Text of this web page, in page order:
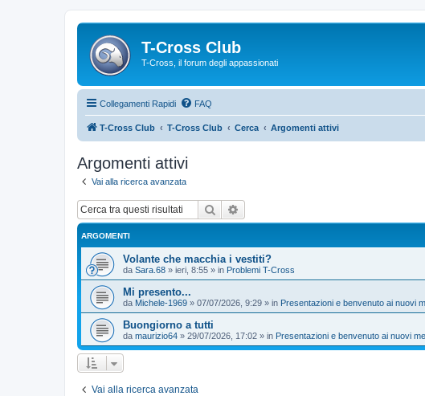
T-Cross Club
T-Cross, il forum degli appassionati
Collegamenti Rapidi FAQ
T-Cross Club T-Cross Club Cerca Argomenti attivi
Argomenti attivi
Vai alla ricerca avanzata
Cerca
ARGOMENTI
Volante che macchia i vestiti?
da Sara.68 » ieri, 8:55 » in Problemi T-Cross
Mi presento...
da Michele-1969 » 07/07/2026, 9:29 » in Presentazioni e benvenuto ai nuovi
Buongiorno a tutti
da maurizio64 » 29/07/2026, 17:02 » in Presentazioni e benvenuto ai nuovi
Vai alla ricerca avanzata